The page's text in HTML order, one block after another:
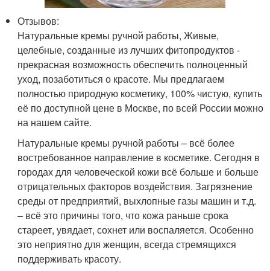
Отзывов:
Натуральные кремы ручной работы, Живые,
целебные, созданные из лучших фитопродуктов -
прекрасная возможность обеспечить полноценный
уход, позаботиться о красоте. Мы предлагаем
полностью природную косметику, 100% чистую, купить
её по доступной цене в Москве, по всей России можно
на нашем сайте.
Натуральные кремы ручной работы – всё более
востребованное направление в косметике. Сегодня в
городах для человеческой кожи всё больше и больше
отрицательных факторов воздействия. Загрязнение
среды от предприятий, выхлопные газы машин и т.д.
– всё это причины того, что кожа раньше срока
стареет, увядает, сохнет или воспаляется. Особенно
это неприятно для женщин, всегда стремящихся
поддерживать красоту.